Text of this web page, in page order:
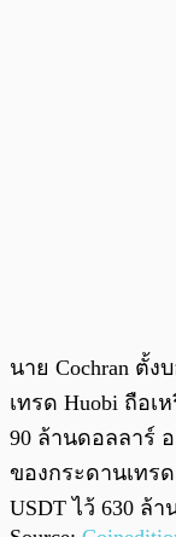
นาย Cochran ตั้
เทรด Huobi ถือเ
90 ล้านดอลลาร์ อ
ของกระดานเทร
USDT ไว้ 630 ล้